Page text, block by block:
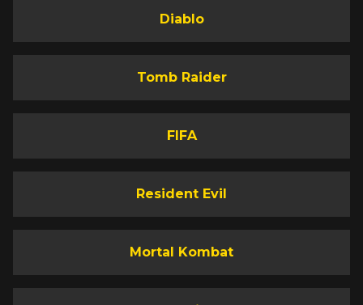
Diablo
Tomb Raider
FIFA
Resident Evil
Mortal Kombat